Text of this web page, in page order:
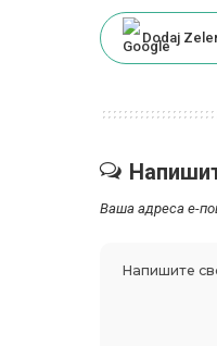
Dodaj
Ваша адреса е-